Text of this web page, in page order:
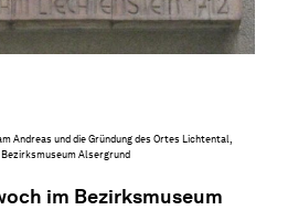
Andreas und die Gründung des Ortes Lichtental,
Bezirksmuseum Alsergrund
im Bezirksmuseum